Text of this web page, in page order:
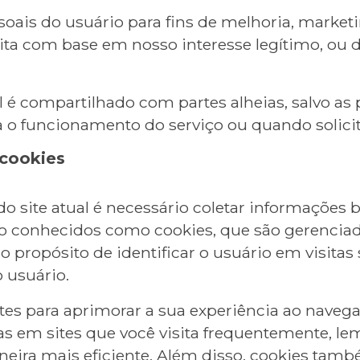
do usuário para fins de melhoria,
com base em nosso interesse legítimo, ou
compartilhado com partes alheias, salvo as
o funcionamento do serviço ou quando
site atual é necessário coletar informações
conhecidos como cookies, que são
propósito de identificar o usuário em visitas
usuário.
para aprimorar a sua experiência ao
em sites que você visita frequentemente,
mais eficiente. Além disso, cookies